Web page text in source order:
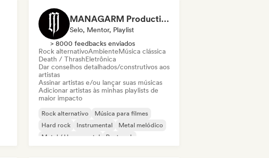
MANAGARM Productions
Selo, Mentor, Playlist
> 8000 feedbacks enviados
Rock alternativoAmbienteMúsica clássica
Death / ThrashEletrônica
Dar conselhos detalhados/construtivos aos
artistas
Assinar artistas e/ou lançar suas músicas
Adicionar artistas às minhas playlists de
maior impacto
Rock alternativo
Música para filmes
Hard rock
Instrumental
Metal melódico
Metal / Heavy metal
Post rock